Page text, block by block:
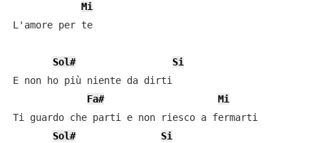
Mi
L'amore per te
Sol#
Si
E non ho più niente da dirti
Fa#
Mi
Ti guardo che parti e non riesco a fermarti
Sol#
Si